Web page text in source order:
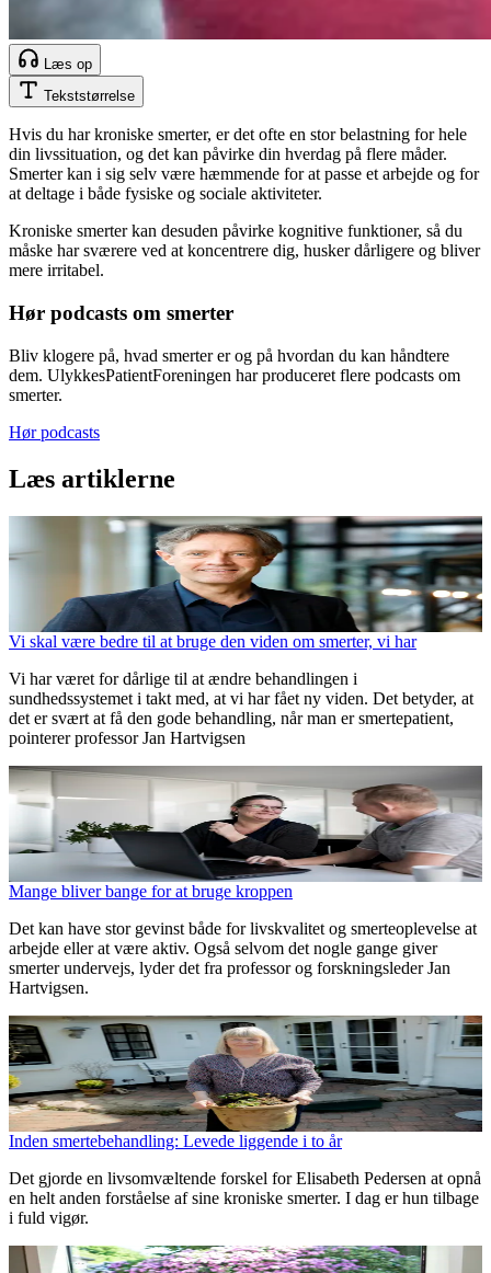
Læs op
Tekststørrelse
Hvis du har kroniske smerter, er det ofte en stor belastning for hele
din livssituation, og det kan påvirke din hverdag på flere måder.
Smerter kan i sig selv være hæmmende for at passe et arbejde og for
at deltage i både fysiske og sociale aktiviteter.
Kroniske smerter kan desuden påvirke kognitive funktioner, så du
måske har sværere ved at koncentrere dig, husker dårligere og bliver
mere irritabel.
Hør podcasts om smerter
Bliv klogere på, hvad smerter er og på hvordan du kan håndtere
dem. UlykkesPatientForeningen har produceret flere podcasts om
smerter.
Hør podcasts
Læs artiklerne
Vi skal være bedre til at bruge den viden om smerter, vi har
Vi har været for dårlige til at ændre behandlingen i
sundhedssystemet i takt med, at vi har fået ny viden. Det betyder, at
det er svært at få den gode behandling, når man er smertepatient,
pointerer professor Jan Hartvigsen
Mange bliver bange for at bruge kroppen
Det kan have stor gevinst både for livskvalitet og smerteoplevelse at
arbejde eller at være aktiv. Også selvom det nogle gange giver
smerter undervejs, lyder det fra professor og forskningsleder Jan
Hartvigsen.
Inden smertebehandling: Levede liggende i to år
Det gjorde en livsomvæltende forskel for Elisabeth Pedersen at opnå
en helt anden forståelse af sine kroniske smerter. I dag er hun tilbage
i fuld vigør.